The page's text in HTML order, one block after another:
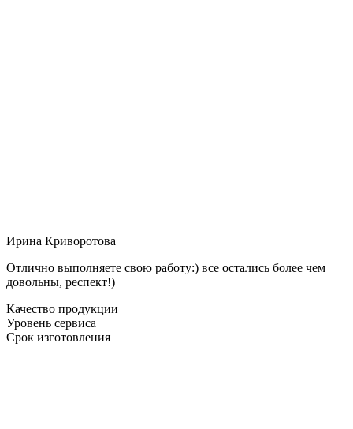
Ирина Криворотова
Отлично выполняете свою работу:) все остались более чем
довольны, респект!)
Качество продукции
Уровень сервиса
Срок изготовления